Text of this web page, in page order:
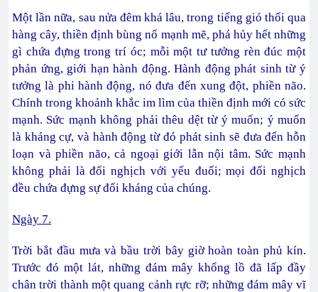
Một lần nữa, sau nửa đêm khá lâu, trong tiếng gió thổi qua
hàng cây, thiền định bùng nổ mạnh mẽ, phá hủy hết những
gì chứa đựng trong trí óc; mỗi một tư tưởng rèn đúc một
phản ứng, giới hạn hành động. Hành động phát sinh từ ý
tưởng là phi hành động, nó đưa đến xung đột, phiền não.
Chính trong khoảnh khắc im lìm của thiền định mới có sức
mạnh. Sức mạnh không phải thêu dệt từ ý muốn; ý muốn
là kháng cự, và hành động từ đó phát sinh sẽ đưa đến hỗn
loạn và phiền não, cả ngoại giới lẫn nội tâm. Sức mạnh
không phải là đối nghịch với yếu đuối; mọi đối nghịch
đều chứa đựng sự đối kháng của chúng.
Ngày 7.
Trời bắt đầu mưa và bầu trời bây giờ hoàn toàn phủ kín.
Trước đó một lát, những đám mây khổng lồ đã lấp đầy
chân trời thành một quang cảnh rực rỡ; những đám mây vĩ